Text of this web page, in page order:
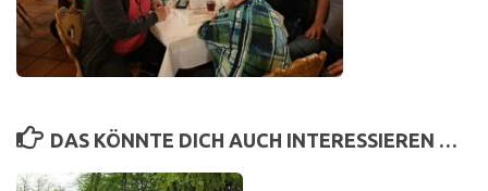
DAS KÖNNTE DICH AUCH INTERESSIEREN …